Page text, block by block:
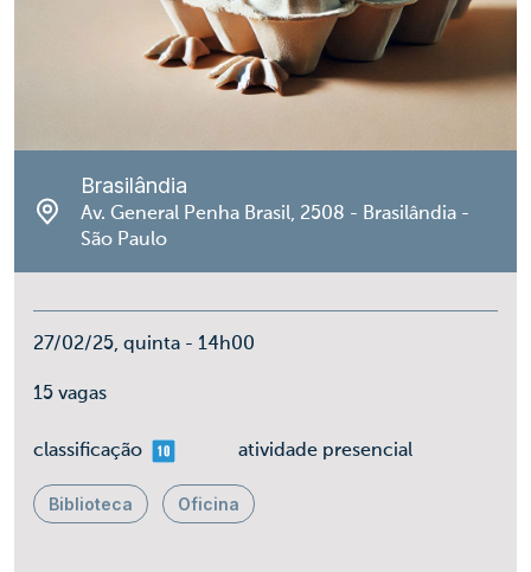
Brasilândia
Av. General Penha Brasil, 2508 - Brasilândia -
São Paulo
27/02/25, quinta - 14h00
15 vagas
classificaçãomais 10 atividade presencial
Biblioteca Oficina